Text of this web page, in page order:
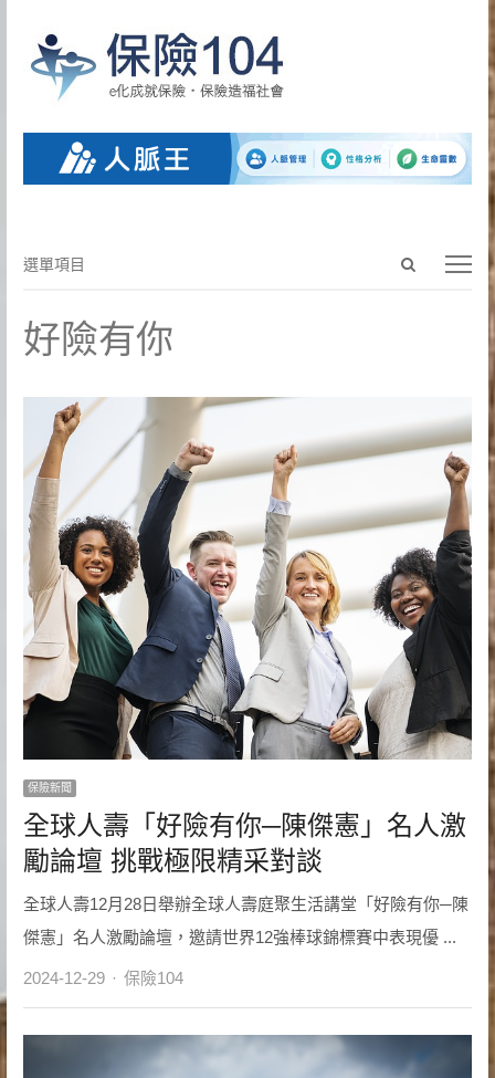
Open
search
選
目
選單項目
好險有你
保險新聞
全球人壽「好險有你─陳傑憲」名人激
勵論壇 挑戰極限精采對談
全球人壽12月28日舉辦全球人壽庭聚生活講堂「好險有你─陳
傑憲」名人激勵論壇，邀請世界12強棒球錦標賽中表現優 ...
2024-12-29 Author
保險104